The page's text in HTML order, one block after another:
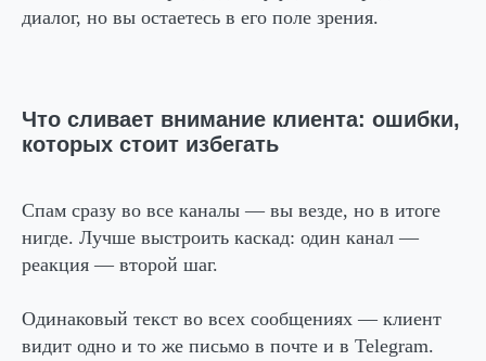
диалог, но вы остаетесь в его поле зрения.
Что сливает внимание клиента: ошибки,
которых стоит избегать
Спам сразу во все каналы — вы везде, но в итоге
нигде. Лучше выстроить каскад: один канал —
реакция — второй шаг.
Одинаковый текст во всех сообщениях — клиент
видит одно и то же письмо в почте и в Telegram.